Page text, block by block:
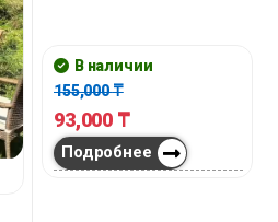
В наличии
155,000₸
93,000 ₸
Подробнее